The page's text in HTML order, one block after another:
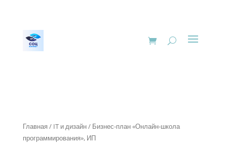
Главная / IT и дизайн/ Бизнес-план «Онлайн-школа
программирования», ИП